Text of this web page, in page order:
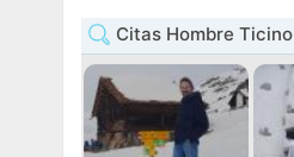
Citas Hombre Ticino